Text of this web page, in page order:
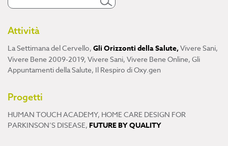
Attività
La Settimana del Cervello, Gli Orizzonti della Salute,Vivere Sani,
Vivere Bene 2009-2019, Vivere Sani, Vivere Bene Online, Gli
Appuntamenti della Salute, Il Respiro di Oxy.gen
Progetti
HUMAN TOUCH ACADEMY, HOME CARE DESIGN FOR
PARKINSON’S DISEASE, FUTURE BY QUALITY